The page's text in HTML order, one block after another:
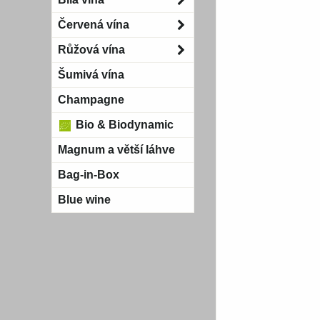
Červená vína
Růžová vína
Šumivá vína
Champagne
Bio & Biodynamic
Magnum a větší láhve
Bag-in-Box
Blue wine